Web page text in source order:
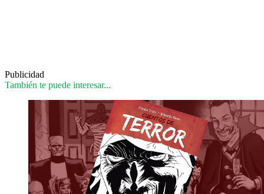
Publicidad
También te puede interesar...